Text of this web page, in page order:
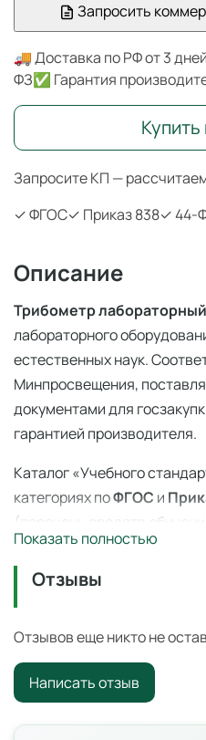
Запросите КП —
✓ ФГОС✓ Приказ 838✓ 44-
Запросить
🚚 Доставка по РФ от 3 дней
ФЗ✅ Гарантия
Купить
Описание
Трибометр лабораторный
лабораторного
естественных наук.
Минпросвещения,
документами для
гарантией производителя.
Каталог «Учебного
категориях поФГОС и
(перечень средств
223-ФЗ с полным пакетом
ЕАЭС, гарантия
Трибометр лабораторный
учебное оборудование для
образовательных
Минпросвещения.
Показать полностью
Отзывы
Отзывов еще никто не
Написать отзыв